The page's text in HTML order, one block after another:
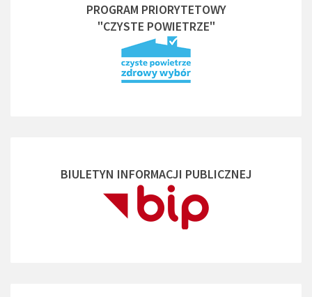
PROGRAM PRIORYTETOWY
"CZYSTE POWIETRZE"
BIULETYN INFORMACJI PUBLICZNEJ